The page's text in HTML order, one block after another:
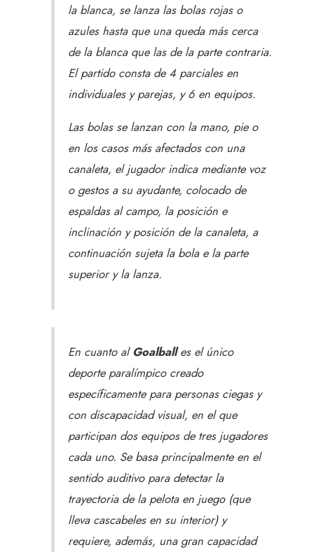
la blanca, se lanza las bolas rojas o
azules hasta que una queda más cerca
de la blanca que las de la parte contraria.
El partido consta de 4 parciales en
individuales y parejas, y 6 en equipos.
Las bolas se lanzan con la mano, pie o
en los casos más afectados con una
canaleta, el jugador indica mediante voz
o gestos a su ayudante, colocado de
espaldas al campo, la posición e
inclinación y posición de la canaleta, a
continuación sujeta la bola e la parte
superior y la lanza.
En cuanto alGoalballes el único
deporte paralímpico creado
específicamente para personas ciegas y
con discapacidad visual, en el que
participan dos equipos de tres jugadores
cada uno. Se basa principalmente en el
sentido auditivo para detectar la
trayectoria de la pelota en juego (que
lleva cascabeles en su interior) y
requiere, además, una gran capacidad